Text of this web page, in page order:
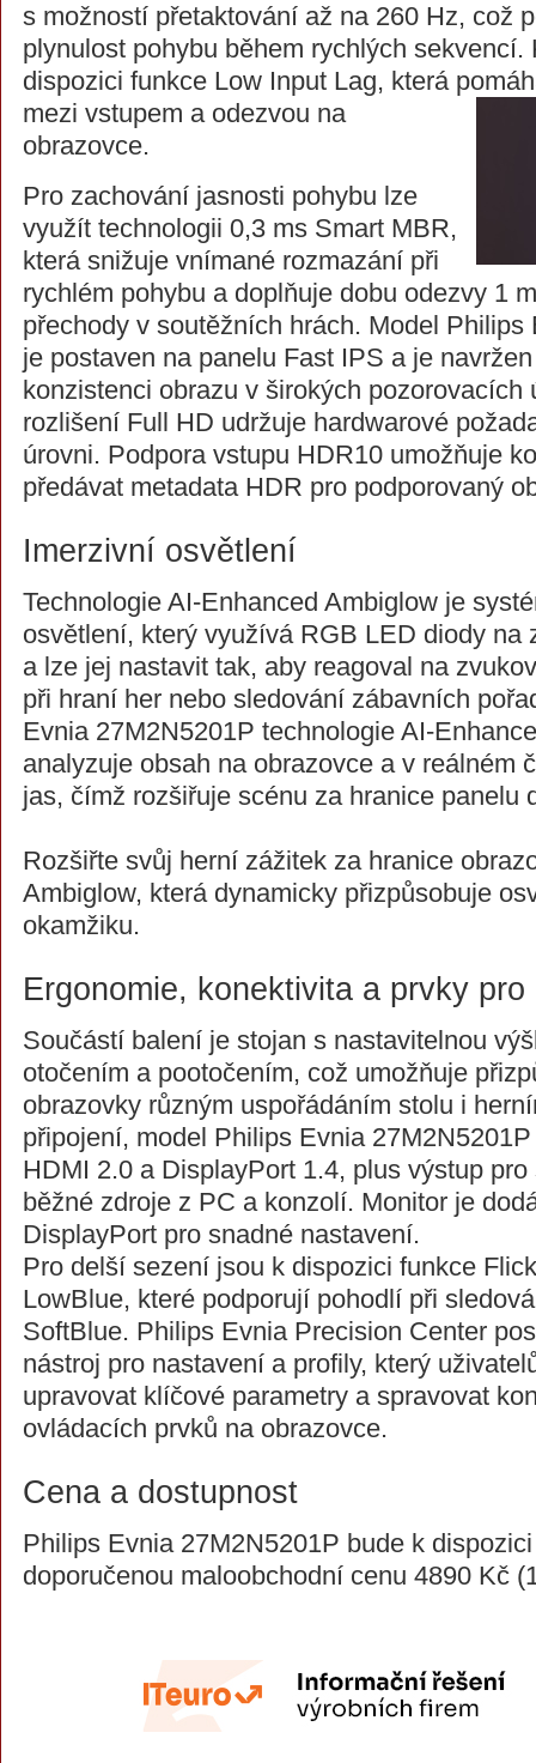
s možností přetaktování až na 260 Hz, což
plynulost pohybu během rychlých sekvencí.
dispozici funkce Low Input Lag, která
mezi vstupem aodezvou na
obrazovce.
Pro zachování jasnosti pohybu lze
využít technologii 0,3 ms Smart MBR,
která snižuje vnímané rozmazání při
rychlém pohybu a doplňuje dobu odezvy 1
přechody v soutěžních hrách. Model Philips
je postaven na panelu Fast IPS a je
konzistenci obrazu v širokých pozorovacích
rozlišení Full HD udržuje hardwarové
úrovni. Podpora vstupu HDR10 umožňuje
předávat metadata HDR pro podporovaný
Imerzivní osvětlení
Technologie AI-Enhanced Ambiglow je
osvětlení, který využívá RGB LED diody na
a lze jej nastavit tak, aby reagoval na
při hraní her nebo sledování zábavních
Evnia 27M2N5201P technologie AI-
analyzuje obsah na obrazovce a v reálném
jas, čímž rozšiřuje scénu za hranice panelu
Rozšiřte svůj herní zážitek za hranice
Ambiglow, která dynamicky přizpůsobuje
okamžiku.
Ergonomie, konektivita a prvky pro
Součástí balení je stojan s nastavitelnou
otočením a pootočením, což umožňuje
obrazovky různým uspořádáním stolu i
připojení, model Philips Evnia
HDMI 2.0 a DisplayPort 1.4, plus výstup
běžné zdroje z PC a konzolí. Monitor je
DisplayPort pro snadné nastavení.
Pro delší sezení jsou k dispozici funkce
LowBlue, které podporují pohodlí při
SoftBlue. Philips Evnia Precision Center
nástroj pro nastavení a profily, který
upravovat klíčové parametry a spravovat
ovládacích prvků na obrazovce.
Cena a dostupnost
Philips Evnia 27M2N5201P bude k
doporučenou maloobchodní cenu 4890 Kč